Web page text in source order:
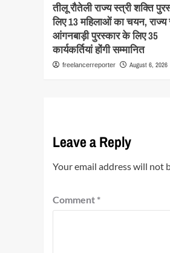
तीलू रौतेली राज्य स्त्री शक्ति
लिए 13 महिलाओं का चयन, राज्य
आंगनबाड़ी पुरस्कार के लिए 35
कार्यकर्तियां होंगी सम्मानित
freelancerreporter August 6, 2026
Leave a Reply
Your email address will not
Comment *